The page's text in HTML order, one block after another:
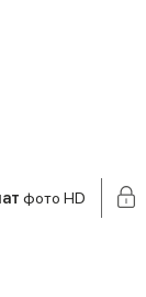
фото HD